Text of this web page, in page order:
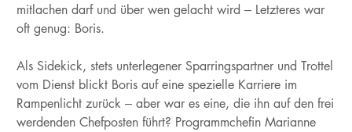
mitlachen darf und über wen gelacht wird – Letzteres war
oft genug: Boris.
Als Sidekick, stets unterlegener Sparringspartner und Trottel
vom Dienst blickt Boris auf eine spezielle Karriere im
Rampenlicht zurück – aber war es eine, die ihn auf den frei
werdenden Chefposten führt? Programmchefin Marianne